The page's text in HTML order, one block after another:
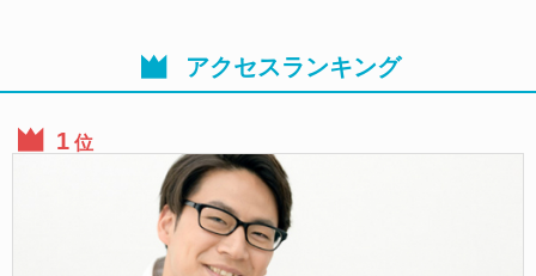
アクセスランキング
位